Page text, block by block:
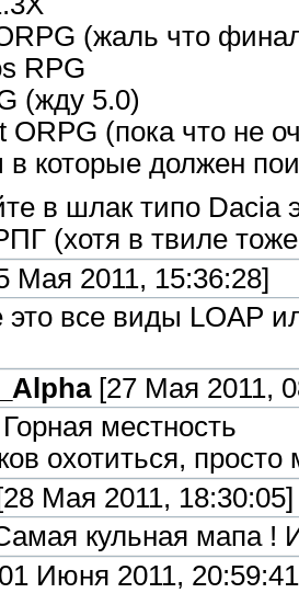
(жаль что
RPG
(жду 5.0)
ORPG (пока что не
которые должен
в шлак типо Dacia
(хотя в твиле
Мая 2011, 15:36:28]
все виды LOAP
[27 Мая 2011,
местность
охотиться,
[28 Мая 2011, 18:30:05]
кульная мапа !
Июня 2011,